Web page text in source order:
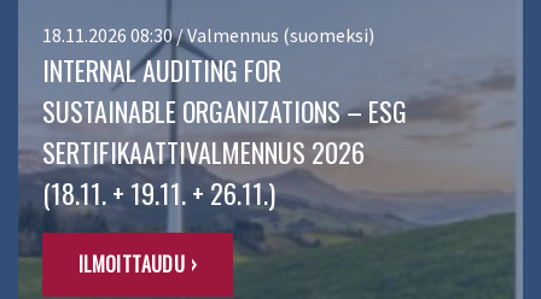
18.11.2026 08:30 / Valmennus (suomeksi)
INTERNAL AUDITING FOR
SUSTAINABLE ORGANIZATIONS – ESG
SERTIFIKAATTIVALMENNUS 2026
(18.11. + 19.11. + 26.11.)
ILMOITTAUDU ›